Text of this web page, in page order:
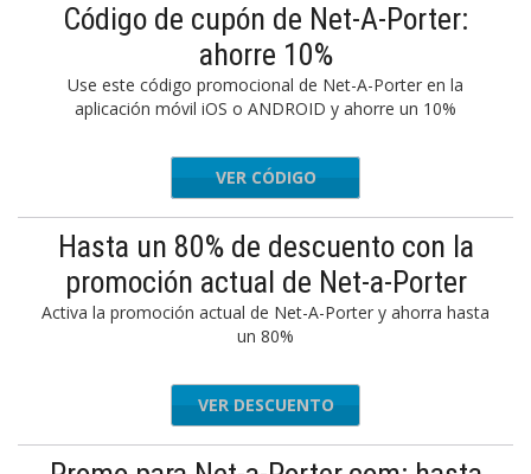
Código de cupón de Net-A-Porter:
ahorre 10%
Use este código promocional de Net-A-Porter en la
aplicación móvil iOS o ANDROID y ahorre un 10%
LOVEAPP
VER CÓDIGO
Hasta un 80% de descuento con la
promoción actual de Net-a-Porter
Activa la promoción actual de Net-A-Porter y ahorra hasta
un 80%
VER DESCUENTO